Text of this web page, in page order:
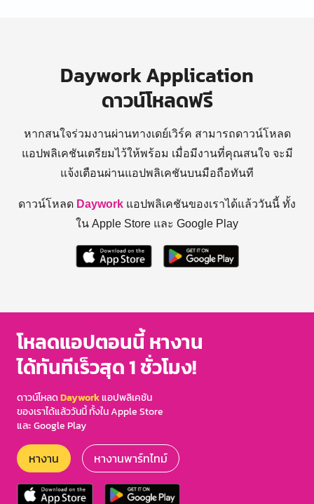
Daywork Application
ดาวน์โหลดฟรี
หากสนใจร่วมงานผ่านทางเดย์เวิร์ค สามารถดาวน์โหลด
แอปพลิเคชันเตรียมไว้ให้พร้อม เมื่อมีงานที่คุณสนใจ จะมี
แจ้งเตือนผ่านแอปพลิเคชันบนมือถือทันที
ดาวน์โหลด Daywork แอปพลิเคชันของเราได้แล้ววันนี้ ทั้ง
ใน Apple Store และ Google Play
โหลดแอปตอนนี้ หางาน
ได้ทันทีเร็วสุด 1 ชั่วโมง!
ดาวน์โหลดDayworkแอปพลิเคชัน
ของเราได้แล้ววันนี้ ทั้งใน Apple Store
และ Google Play
หางาน หางานพาร์ทไทม์